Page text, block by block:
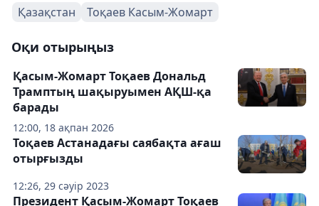
Қазақстан Тоқаев Касым-Жомарт
Оқи отырыңыз
12:00, 18 ақпан 2026
Қасым-Жомарт Тоқаев Дональд
Трамптың шақыруымен АҚШ-қа
барады
12:26, 29 сәуір 2023
Тоқаев Астанадағы саябақта ағаш
отырғызды
Президент Қасым-Жомарт Тоқаев